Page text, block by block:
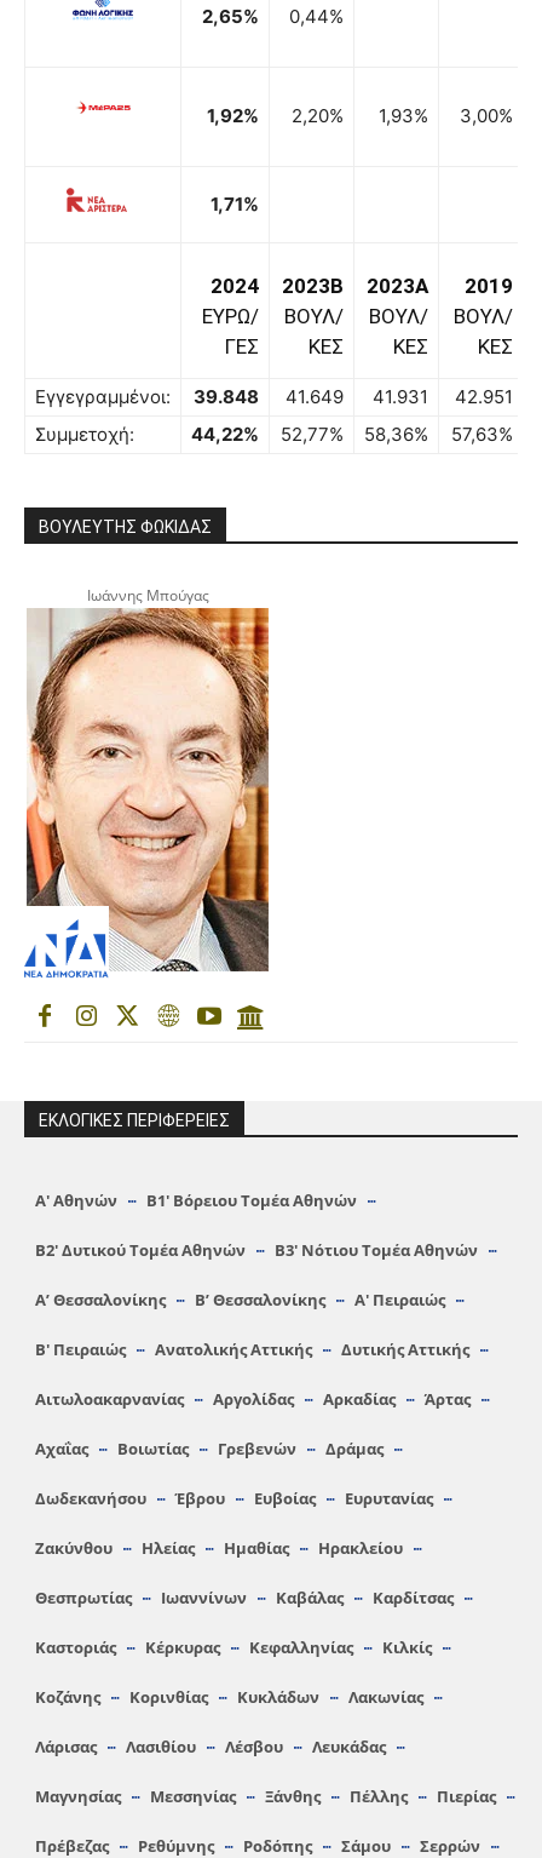
2,65% 0,44%
1,92% 2,20% 1,93% 3,00%
1,71%
2024
ΕΥΡΩ/
ΓΕΣ
2023B
ΒΟΥΛ/
ΚΕΣ
2023A
ΒΟΥΛ/
ΚΕΣ
2019
ΒΟΥΛ/
ΚΕΣ
Εγγεγραμμένοι: 39.848 41.649 41.931 42.951
Συμμετοχή:
44,22% 52,77% 58,36% 57,63%
ΒΟΥΛΕΥΤHΣ ΦΩΚΙΔΑΣ
Ιωάννης Μπούγας
ΕΚΛΟΓΙΚΕΣ ΠΕΡΙΦΕΡΕΙΕΣ
Α′ Αθηνών Β1′ Βόρειου Τομέα Αθηνών
Β2′ Δυτικού Τομέα Αθηνών Β3′ Νότιου Τομέα Αθηνών
A’ Θεσσαλονίκης Β’ Θεσσαλονίκης Α′ Πειραιώς
Β′ Πειραιώς Ανατολικής Αττικής Δυτικής Αττικής
Αιτωλοακαρνανίας Αργολίδας Αρκαδίας Άρτας
Αχαΐας Βοιωτίας Γρεβενών Δράμας
Δωδεκανήσου Έβρου Ευβοίας Ευρυτανίας
Ζακύνθου Ηλείας Hμαθίας Ηρακλείου
Θεσπρωτίας Ιωαννίνων Καβάλας Καρδίτσας
Καστοριάς Κέρκυρας Κεφαλληνίας Κιλκίς
Κοζάνης Κορινθίας Κυκλάδων Λακωνίας
Λάρισας Λασιθίου Λέσβου Λευκάδας
Μαγνησίας Μεσσηνίας Ξάνθης Πέλλης Πιερίας
Πρέβεζας Ρεθύμνης Ροδόπης Σάμου Σερρών